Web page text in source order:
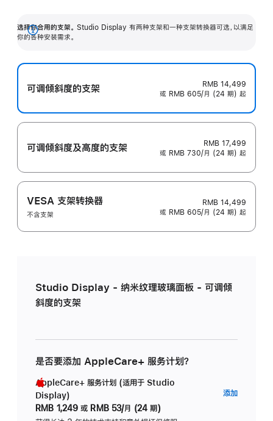
选择你合用的支架。 Studio Display 有两种支架和一种支架转换器可选，以满足
你的各种安装需求。
展
可调倾斜度的支架
RMB 14,499
或 RMB 605/月 (24 期) 起
可调倾斜度及高‍度的支‍架
RMB 17,499
或 RMB 730/月 (24 期) 起
VESA 支架转换器
不含支架
RMB 14,499
或 RMB 605/月 (24 期) 起
Studio Display - 纳米纹理玻璃面板 - 可调倾
斜度的支架
是否要添加 AppleCare+ 服务计划？
AppleCare+ 服务计划 (适用于 Studio
Display)
RMB 1,249 或 RMB 53/月 (24 期)
添加